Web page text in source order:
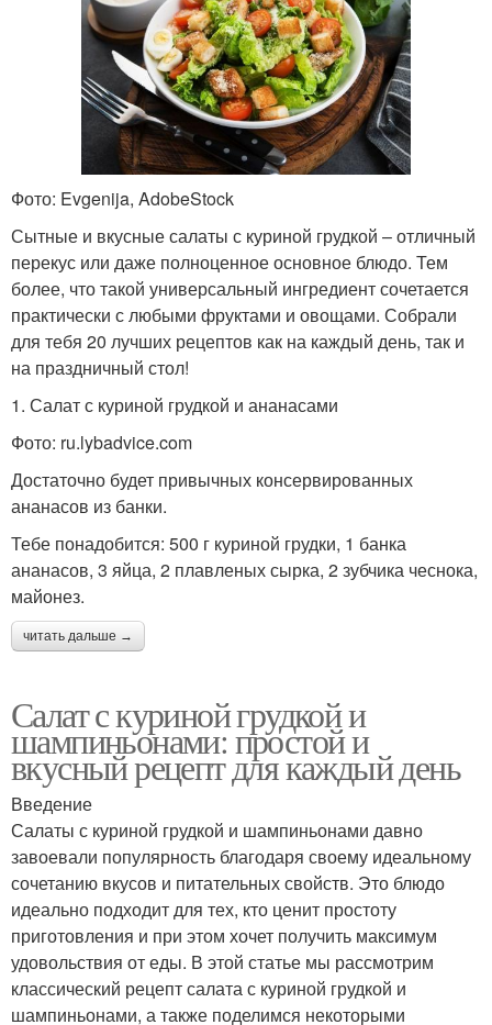
Фото: Evgenija, AdobeStock
Сытные и вкусные салаты с куриной грудкой – отличный
перекус или даже полноценное основное блюдо. Тем
более, что такой универсальный ингредиент сочетается
практически с любыми фруктами и овощами. Собрали
для тебя 20 лучших рецептов как на каждый день, так и
на праздничный стол!
1. Салат с куриной грудкой и ананасами
Фото: ru.lybadvice.com
Достаточно будет привычных консервированных
ананасов из банки.
Тебе понадобится: 500 г куриной грудки, 1 банка
ананасов, 3 яйца, 2 плавленых сырка, 2 зубчика чеснока,
майонез.
читать дальше →
Салат с куриной грудкой и
шампиньонами: простой и
вкусный рецепт для каждый день
Введение
Салаты с куриной грудкой и шампиньонами давно
завоевали популярность благодаря своему идеальному
сочетанию вкусов и питательных свойств. Это блюдо
идеально подходит для тех, кто ценит простоту
приготовления и при этом хочет получить максимум
удовольствия от еды. В этой статье мы рассмотрим
классический рецепт салата с куриной грудкой и
шампиньонами, а также поделимся некоторыми